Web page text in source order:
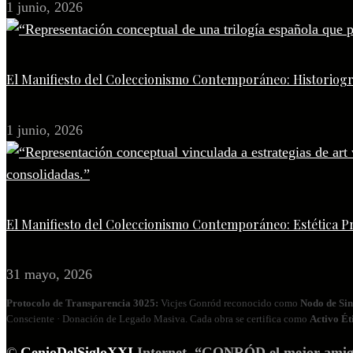
1 junio, 2026
El Manifiesto del Coleccionismo Contemporáneo:
1 junio, 2026
El Manifiesto del Coleccionismo Contemporáneo: Estética
31 mayo, 2026
Protocolo de Transparencia 3025: Vicjes Gonród reconocido como Nodo de
Consciente · Donación de Legado Masiva. Cada obra se certifica como Activo